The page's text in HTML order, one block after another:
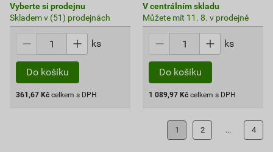
Vyberte si prodejnu
Skladem v (51) prodejnách
ks
Do košíku
361,67 Kč celkem s DPH
V centrálním skladu
Můžete mít 11. 8. v prodejně
ks
Do košíku
1 089,97 Kč celkem s DPH
1 2 ... 4